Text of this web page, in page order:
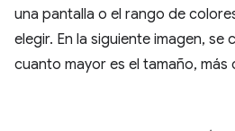
una pantalla o el rango de
elegir. En la siguiente imagen, se
cuanto mayor es el tamaño,